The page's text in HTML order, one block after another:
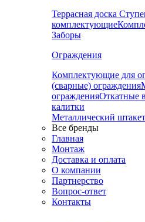
Террасная доска
комплектующие
Заборы
Ограждения
Комплектующие для
(сварные) ограждения
огражденияОткатные
калитки
Металлический
Все бренды
Главная
Монтаж
Доставка и оплата
О компании
Партнерство
Вопрос-ответ
Контакты